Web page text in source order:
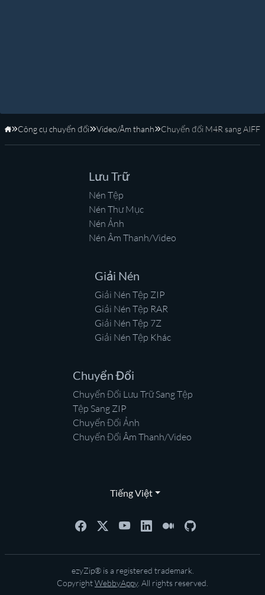
Trang Chủ
Công cụ chuyển đổi Video/Âm thanh Chuyển đổi M4R sang AIFF
Lưu Trữ
Nén Tệp
Nén Thư Mục
Nén Ảnh
Nén Âm Thanh/Video
Giải Nén
Giải Nén Tệp ZIP
Giải Nén Tệp RAR
Giải Nén Tệp 7Z
Giải Nén Tệp Khác
Chuyển Đổi
Chuyển Đổi Lưu Trữ Sang Tệp
Tệp Sang ZIP
Chuyển Đổi Ảnh
Chuyển Đổi Âm Thanh/Video
Tiếng Việt
ezyZip® is a registered trademark.
CopyrightWebbyAppy. All rights reserved.